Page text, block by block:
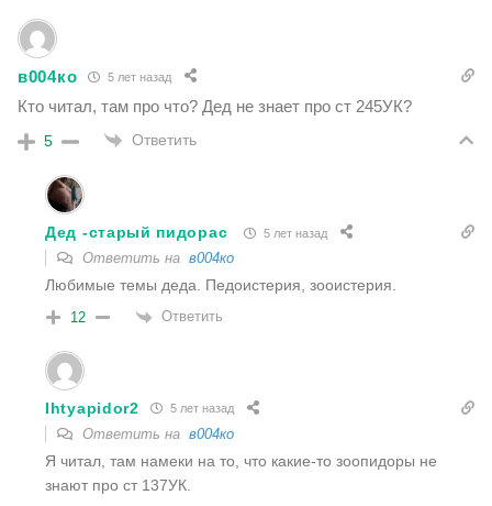
в004ко 5 лет назад
Кто читал, там про что? Дед не знает про ст 245УК?
5 Ответить
Дед -старый пидорас 5 лет назад
Ответить на в004ко
Любимые темы деда. Педоистерия, зооистерия.
12 Ответить
Ihtyapidor2 5 лет назад
Ответить на в004ко
Я читал, там намеки на то, что какие-то зоопидоры не
знают про ст 137УК.